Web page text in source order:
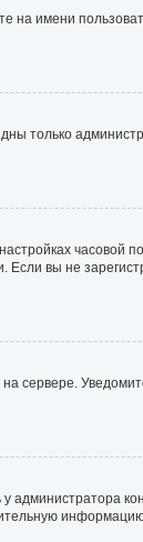
на имени
только
часовой
Если вы не
сервере.
администратора